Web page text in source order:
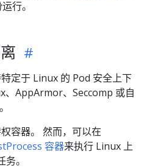
行。
定于 Linux 的 Pod 安全上下
、AppArmor、Seccomp 或自
容器。 然而，可以在
容器来执行 Linux 上
。